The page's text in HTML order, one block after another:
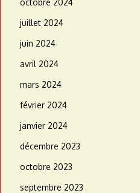
juillet 2024
juin 2024
avril 2024
mars 2024
février 2024
janvier 2024
décembre 2023
octobre 2023
septembre 2023